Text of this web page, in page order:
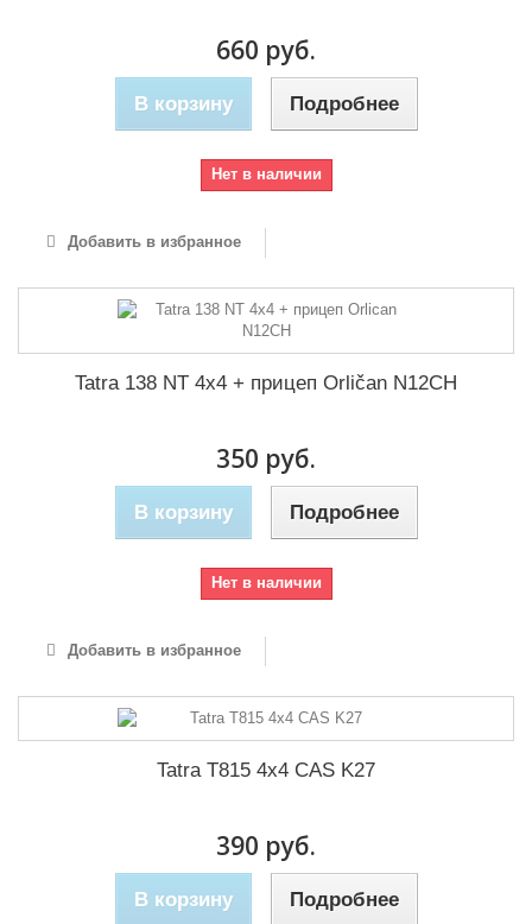
660 руб.
В корзину Подробнее
Нет в наличии
Добавить в избранное
Tatra 138 NT 4x4 + прицеп Orličan N12CH
350 руб.
В корзину Подробнее
Нет в наличии
Добавить в избранное
Tatra T815 4x4 CAS K27
390 руб.
В корзину Подробнее